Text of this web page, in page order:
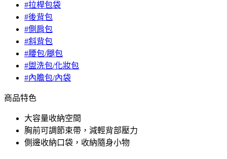
#拉桿包袋
#後背包
#側肩包
#斜背包
#腰包/腿包
#盥洗包/化妝包
#內膽包/內袋
商品特色
大容量收納空間
胸前可調節束帶，減輕背部壓力
側邊收納口袋，收納隨身小物